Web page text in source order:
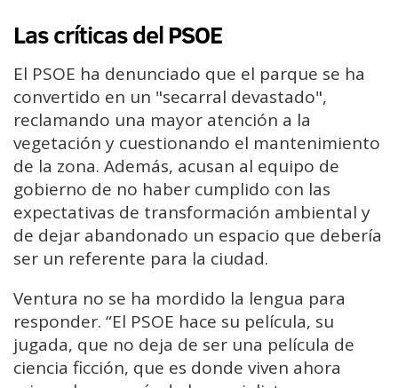
Las críticas del PSOE
El PSOE ha denunciado que el parque se ha
convertido en un "secarral devastado",
reclamando una mayor atención a la
vegetación y cuestionando el mantenimiento
de la zona. Además, acusan al equipo de
gobierno de no haber cumplido con las
expectativas de transformación ambiental y
de dejar abandonado un espacio que debería
ser un referente para la ciudad.
Ventura no se ha mordido la lengua para
responder. “El PSOE hace su película, su
jugada, que no deja de ser una película de
ciencia ficción, que es donde viven ahora